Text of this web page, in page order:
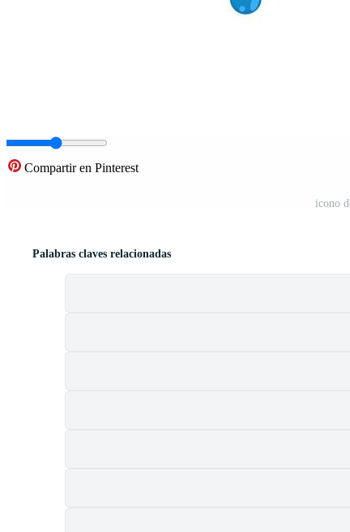
Compartir en Pinterest
icono
Palabras claves relacionadas